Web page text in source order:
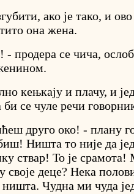
ако је тако, и
она жена.
- продера се чича,
кењкају и плачу, и
би се чуле речи
друго око! - плану
Ништа то није да
ствар! То је
своје деце? Нека
ништа. Чудна ми чуда